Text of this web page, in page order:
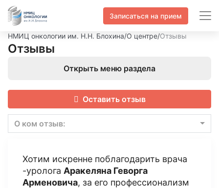
Записаться на прием
НМИЦ онкологии им. Н.Н. Блохина/О центре/Отзывы
Отзывы
Открыть меню раздела
Оставить отзыв
О ком отзыв:
Хотим искренне поблагодарить врача
-уролога Аракеляна Геворга
Арменовича, за его профессионализм